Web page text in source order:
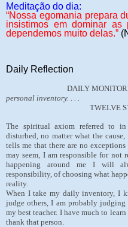
Meditação do dia:
“Nossa egomania prepara
insistimos em dominar as
dependemos muito delas.”
Daily Reflection
DAILY
personal inventory. . . .
TWELVE
The spiritual axiom referred to
disturbed, no matter what the
tells me that there are no
may seem, I am responsible for not
happening around me I will
responsibility, of choosing what
reality.
When I take my daily inventory, I
judge others, I am probably
my best teacher. I have much to
thank that person.